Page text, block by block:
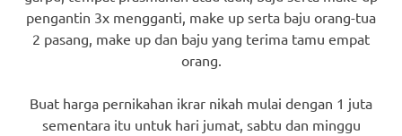
pengantin 3x mengganti, make up serta baju orang-tua
2 pasang, make up dan baju yang terima tamu empat
orang.
Buat harga pernikahan ikrar nikah mulai dengan 1 juta
sementara itu untuk hari jumat, sabtu dan minggu